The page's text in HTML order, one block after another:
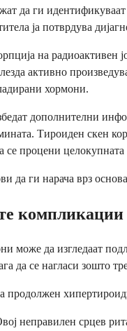
да ги
ја потврдува
на
активно
хормони.
дополнителни
Тироиден скен
процени целокупната
да ги нарача врз
компликации
може да изгледаат
да се нагласи зошто
продолжен
неправилен срцев